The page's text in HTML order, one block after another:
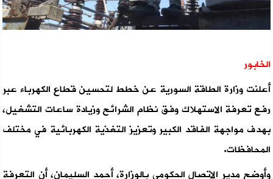
الخابور
أعلنت وزارة الطاقة السورية عن خطط لتحسين قطاع الكهرباء عبر
رفع تعرفة الاستهلاك وفق نظام الشرائح وزيادة ساعات التشغيل،
بهدف مواجهة الفاقد الكبير وتعزيز التغذية الكهربائية في مختلف
المحافظات.
وأوضح مدير الاتصال الحكومي بالوزارة، أحمد السليمان، أن التعرفة